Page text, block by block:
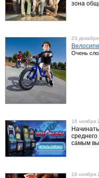
зона
23
Очень
16 ноября
самым
16 ноября